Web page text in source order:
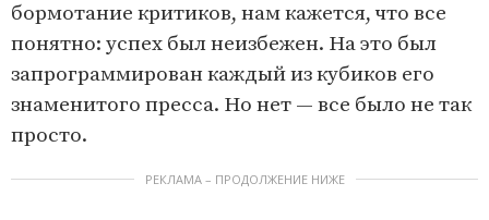
бормотание критиков, нам кажется, что все
понятно: успех был неизбежен. На это был
запрограммирован каждый из кубиков его
знаменитого пресса. Но нет — все было не так
просто.
РЕКЛАМА – ПРОДОЛЖЕНИЕ НИЖЕ